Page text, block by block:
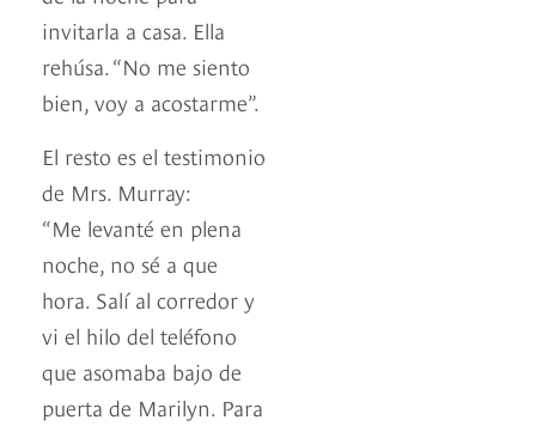
invitarla a casa. Ella
rehúsa. “No me siento
bien, voy a acostarme”.
El resto es el testimonio
de Mrs. Murray:
“Me levanté en plena
noche, no sé a que
hora. Salí al corredor y
vi el hilo del teléfono
que asomaba bajo de
puerta de Marilyn. Para